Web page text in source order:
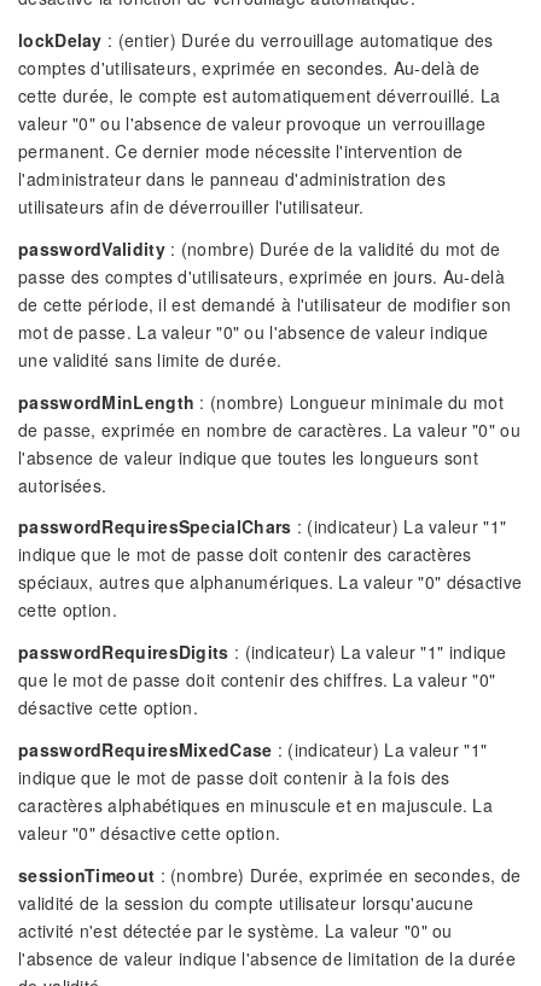
lockDelay : (entier) Durée du verrouillage automatique des
comptes d'utilisateurs, exprimée en secondes. Au-delà de
cette durée, le compte est automatiquement déverrouillé. La
valeur "0" ou l'absence de valeur provoque un verrouillage
permanent. Ce dernier mode nécessite l'intervention de
l'administrateur dans le panneau d'administration des
utilisateurs afin de déverrouiller l'utilisateur.
passwordValidity: (nombre) Durée de la validité du mot de
passe des comptes d'utilisateurs, exprimée en jours. Au-delà
de cette période, il est demandé à l'utilisateur de modifier son
mot de passe. La valeur "0" ou l'absence de valeur indique
une validité sans limite de durée.
passwordMinLength : (nombre) Longueur minimale du mot
de passe, exprimée en nombre de caractères. La valeur "0" ou
l'absence de valeur indique que toutes les longueurs sont
autorisées.
passwordRequiresSpecialChars : (indicateur) La valeur "1"
indique que le mot de passe doit contenir des caractères
spéciaux, autres que alphanumériques. La valeur "0" désactive
cette option.
passwordRequiresDigits : (indicateur) La valeur "1" indique
que le mot de passe doit contenir des chiffres. La valeur "0"
désactive cette option.
passwordRequiresMixedCase : (indicateur) La valeur "1"
indique que le mot de passe doit contenir à la fois des
caractères alphabétiques en minuscule et en majuscule. La
valeur "0" désactive cette option.
sessionTimeout : (nombre) Durée, exprimée en secondes, de
validité de la session du compte utilisateur lorsqu'aucune
activité n'est détectée par le système. La valeur "0" ou
l'absence de valeur indique l'absence de limitation de la durée